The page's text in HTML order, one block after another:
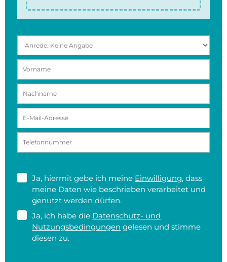
Ja, hiermit gebe ich meine Einwilligung, dass
meine Daten wie beschrieben verarbeitet und
genutzt werden dürfen.
Ja, ich habe die Datenschutz- und
Nutzungsbedingungen gelesen und stimme
diesen zu.